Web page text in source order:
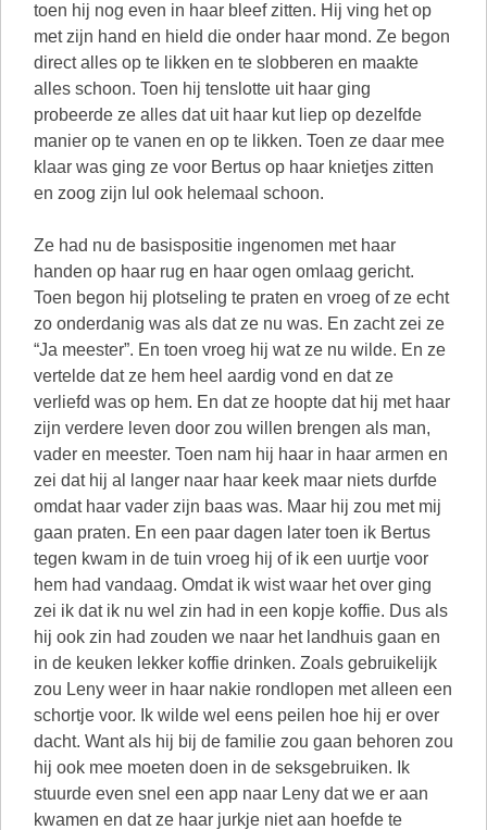
toen hij nog even in haar bleef zitten. Hij ving het op
met zijn hand en hield die onder haar mond. Ze begon
direct alles op te likken en te slobberen en maakte
alles schoon. Toen hij tenslotte uit haar ging
probeerde ze alles dat uit haar kut liep op dezelfde
manier op te vanen en op te likken. Toen ze daar mee
klaar was ging ze voor Bertus op haar knietjes zitten
en zoog zijn lul ook helemaal schoon.
Ze had nu de basispositie ingenomen met haar
handen op haar rug en haar ogen omlaag gericht.
Toen begon hij plotseling te praten en vroeg of ze echt
zo onderdanig was als dat ze nu was. En zacht zei ze
“Ja meester”. En toen vroeg hij wat ze nu wilde. En ze
vertelde dat ze hem heel aardig vond en dat ze
verliefd was op hem. En dat ze hoopte dat hij met haar
zijn verdere leven door zou willen brengen als man,
vader en meester. Toen nam hij haar in haar armen en
zei dat hij al langer naar haar keek maar niets durfde
omdat haar vader zijn baas was. Maar hij zou met mij
gaan praten. En een paar dagen later toen ik Bertus
tegen kwam in de tuin vroeg hij of ik een uurtje voor
hem had vandaag. Omdat ik wist waar het over ging
zei ik dat ik nu wel zin had in een kopje koffie. Dus als
hij ook zin had zouden we naar het landhuis gaan en
in de keuken lekker koffie drinken. Zoals gebruikelijk
zou Leny weer in haar nakie rondlopen met alleen een
schortje voor. Ik wilde wel eens peilen hoe hij er over
dacht. Want als hij bij de familie zou gaan behoren zou
hij ook mee moeten doen in de seksgebruiken. Ik
stuurde even snel een app naar Leny dat we er aan
kwamen en dat ze haar jurkje niet aan hoefde te